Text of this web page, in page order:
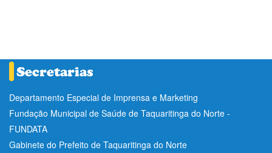
Departamento Especial de Imprensa e Marketing
Fundação Municipal de Saúde de Taquaritinga do Norte -
FUNDATA
Gabinete do Prefeito de Taquaritinga do Norte